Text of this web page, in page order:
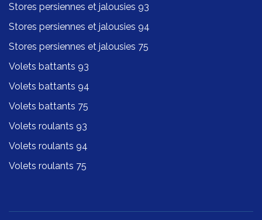
Stores persiennes et jalousies 93
Stores persiennes et jalousies 94
Stores persiennes et jalousies 75
Volets battants 93
Volets battants 94
Volets battants 75
Volets roulants 93
Volets roulants 94
Volets roulants 75